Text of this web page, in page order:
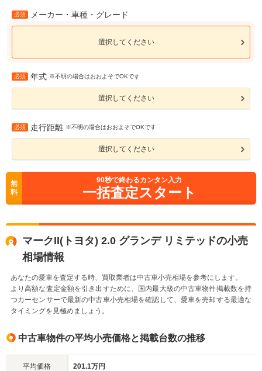
必須 メーカー・車種・グレード
選択してください
必須 年式 ※不明の場合はおおよそでOKです
選択してください
必須 走行距離 ※不明の場合はおおよそでOKです
選択してください
無
料
90秒で終わるカンタン入力
一括査定スタート
マークII(トヨタ) 2.0 グランデ リミテッドの小売
相場情報
あなたの愛車を査定する時、買取業者は中古車小売相場を参考にします。
より高額な査定金額を引き出すために、国内最大級の中古車物件掲載数を持
つカーセンサーで最新の中古車小売相場を確認して、愛車を売却する最適な
タイミングを見極めましょう。
中古車物件の平均小売価格と掲載台数の推移
平均価格 201.1万円